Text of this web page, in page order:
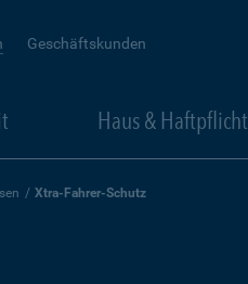
Geschäftskunden
Haus & Haftpflicht
Xtra-Fahrer-Schutz